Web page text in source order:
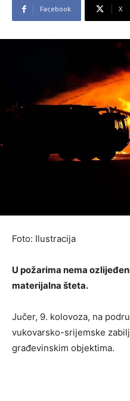
Facebook X
Foto: Ilustracija
U požarima nema
materijalna šteta.
Jučer, 9. kolovoza, na
vukovarsko-srijemske
građevinskim objektima.